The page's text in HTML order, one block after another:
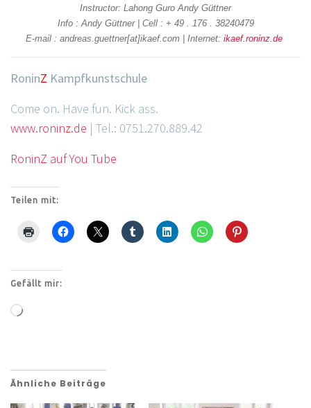
Instructor: Lahong Guro Andy Güttner
Info : Andy Güttner | Cell : + 49 . 176 . 38240479
E-mail : andreas.guettner[at]ikaef.com | Internet: ikaef.roninz.de
RoninZ Kampfkunstschule
Come on. Have fun. Kick ass.
www.roninz.de | Tel.: 0751.270.889.42
RoninZ auf You Tube
Teilen mit:
Gefällt mir:
Ähnliche Beiträge